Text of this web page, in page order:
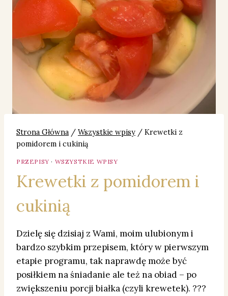
Strona Główna / Wszystkie wpisy / Krewetki z
pomidorem i cukinią
PRZEPISY · WSZYSTKIE WPISY
Krewetki z pomidorem i
cukinią
Dzielę się dzisiaj z Wami, moim ulubionym i
bardzo szybkim przepisem, który w pierwszym
etapie programu, tak naprawdę może być
posiłkiem na śniadanie ale też na obiad – po
zwiększeniu porcji białka (czyli krewetek). ???